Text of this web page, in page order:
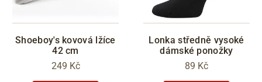
Shoeboy's kovová lžíce
42 cm
249 Kč
Lonka středně vysoké
dámské ponožky
89 Kč